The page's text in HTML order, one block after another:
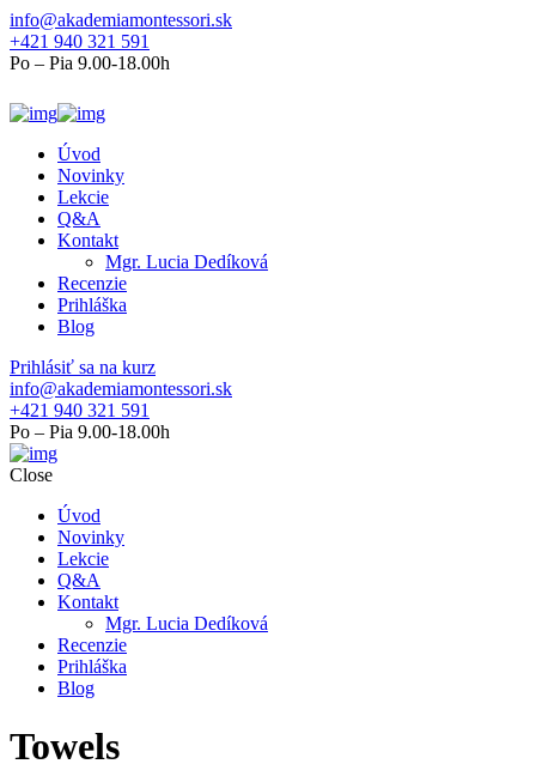
info@akademiamontessori.sk
+421 940 321 591
Po – Pia 9.00-18.00h
Úvod
Novinky
Lekcie
Q&A
Kontakt
Mgr. Lucia Dedíková
Recenzie
Prihláška
Blog
Prihlásiť sa na kurz
info@akademiamontessori.sk
+421 940 321 591
Po – Pia 9.00-18.00h
Close
Úvod
Novinky
Lekcie
Q&A
Kontakt
Mgr. Lucia Dedíková
Recenzie
Prihláška
Blog
Towels